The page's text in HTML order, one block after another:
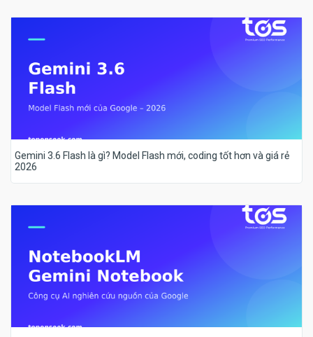
Gemini 3.6 Flash là gì? Model Flash mới, coding tốt hơn và giá rẻ
2026